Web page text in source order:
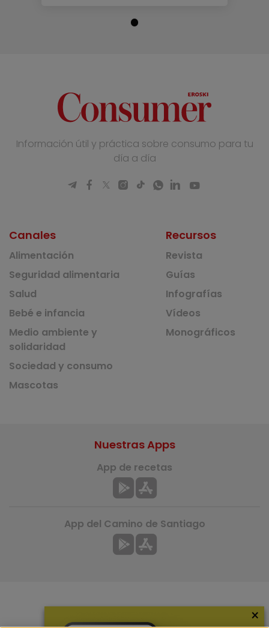
Información útil y práctica sobre consumo para tu
día a día
Canales
Alimentación
Seguridad alimentaria
Salud
Bebé e infancia
Medio ambiente y
solidaridad
Sociedad y consumo
Mascotas
Recursos
Revista
Guías
Infografías
Vídeos
Monográficos
Nuestras Apps
App de recetas
App del Camino de Santiago
×